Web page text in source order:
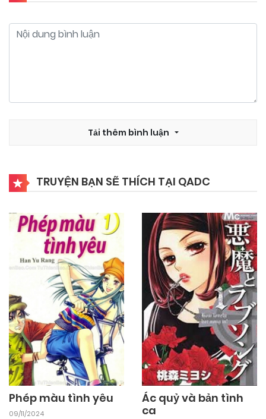
10/11/2024
Chapter 4
Chapter 3 10/11/2024
Chapter 2 10/11/2024
Chapter 1 10/11/2024
Tải thêm bình luận
TRUYỆN BẠN SẼ THÍCH TẠI QADC
Phép màu tình yêu
09/11/2024
Ác quỷ và bản tình
ca